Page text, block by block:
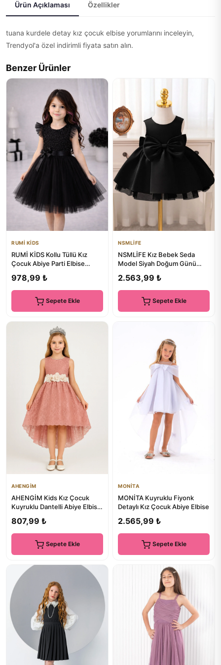
Ürün Açıklaması Özellikler
tuana kurdele detay kız çocuk elbise yorumlarını inceleyin,
Trendyol'a özel indirimli fiyata satın alın.
Benzer Ürünler
RUMİ KİDS
RUMİ KİDS Kollu Tüllü Kız
Çocuk Abiye Parti Elbise
978,99 ₺
Sepete Ekle
NSMLİFE
NSMLİFE Kız Bebek Seda
Model Siyah Doğum Günü
2.563,99 ₺
Sepete Ekle
AHENGİM
AHENGİM Kids Kız Çocuk
Kuyruklu Dantelli Abiye Elbise
807,99 ₺
Sepete Ekle
MONİTA
MONİTA Kuyruklu Fiyonk
Detaylı Kız Çocuk Abiye Elbise
2.565,99 ₺
Sepete Ekle